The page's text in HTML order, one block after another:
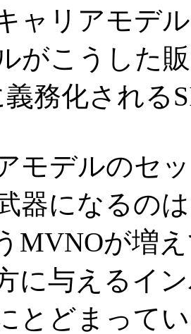
ャリアモデ
がこうした
義務化される
モデルのセ
器になるの
MVNOが増
に与えるイ
とどまって